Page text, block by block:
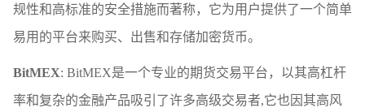
规性和高标准的安全措施而著称，它为用户提供了一个简单
易用的平台来购买、出售和存储加密货币。
BitMEX: BitMEX是一个专业的期货交易平台，以其高杠杆
率和复杂的金融产品吸引了许多高级交易者,它也因其高风